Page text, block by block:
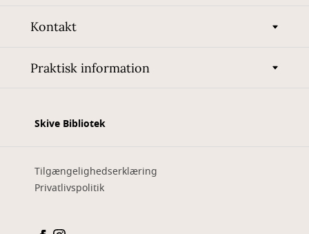
Kontakt
Praktisk information
Skive Bibliotek
Tilgængelighedserklæring
Privatlivspolitik